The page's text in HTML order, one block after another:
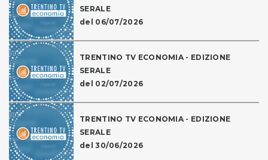
SERALE
del 06/07/2026
TRENTINO TV ECONOMIA - EDIZIONE
SERALE
del 02/07/2026
TRENTINO TV ECONOMIA - EDIZIONE
SERALE
del 30/06/2026